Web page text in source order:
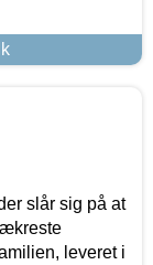
slår sig på at
leveret i